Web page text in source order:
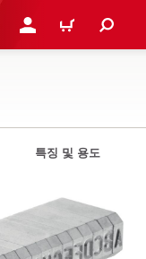
로그인 또는 회원가입
장바구니
특징 및 용도